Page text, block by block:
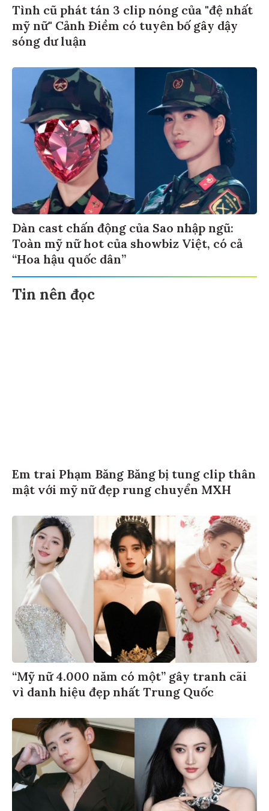
Tình cũ phát tán 3 clip nóng của "đệ nhất
mỹ nữ" Cảnh Điềm có tuyên bố gây dậy
sóng dư luận
Dàn cast chấn động của Sao nhập ngũ:
Toàn mỹ nữ hot của showbiz Việt, có cả
“Hoa hậu quốc dân”
Tin nên đọc
Em trai Phạm Băng Băng bị tung clip thân
mật với mỹ nữ đẹp rung chuyển MXH
“Mỹ nữ 4.000 năm có một” gây tranh cãi
vì danh hiệu đẹp nhất Trung Quốc